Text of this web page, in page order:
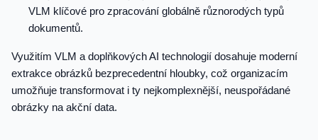
VLM klíčové pro zpracování globálně různorodých typů
dokumentů.
Využitím VLM a doplňkových AI technologií dosahuje moderní
extrakce obrázků bezprecedentní hloubky, což organizacím
umožňuje transformovat i ty nejkomplexnější, neuspořádané
obrázky na akční data.